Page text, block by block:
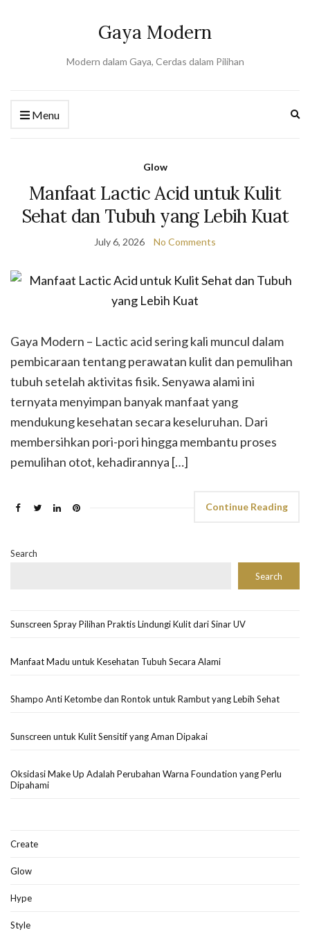
Gaya Modern
Modern dalam Gaya, Cerdas dalam Pilihan
Menu
Glow
Manfaat Lactic Acid untuk Kulit
Sehat dan Tubuh yang Lebih Kuat
July 6, 2026 No Comments
Gaya Modern – Lactic acid sering kali muncul dalam
pembicaraan tentang perawatan kulit dan pemulihan
tubuh setelah aktivitas fisik. Senyawa alami ini
ternyata menyimpan banyak manfaat yang
mendukung kesehatan secara keseluruhan. Dari
membersihkan pori-pori hingga membantu proses
pemulihan otot, kehadirannya […]
Continue Reading
Search
Search
Sunscreen Spray Pilihan Praktis Lindungi Kulit dari Sinar UV
Manfaat Madu untuk Kesehatan Tubuh Secara Alami
Shampo Anti Ketombe dan Rontok untuk Rambut yang Lebih Sehat
Sunscreen untuk Kulit Sensitif yang Aman Dipakai
Oksidasi Make Up Adalah Perubahan Warna Foundation yang Perlu
Dipahami
Create
Glow
Hype
Style